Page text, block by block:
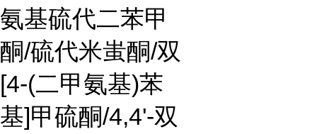
氨基硫代二苯甲
酮/硫代米蚩酮/双
[4-(二甲氨基)苯
基]甲硫酮/4,4'-双